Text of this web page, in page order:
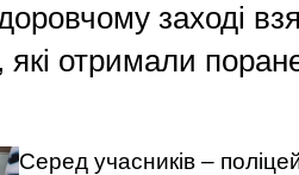
заході
які отримали
Серед учасників –